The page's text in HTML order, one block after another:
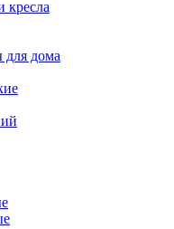
кресла
дома